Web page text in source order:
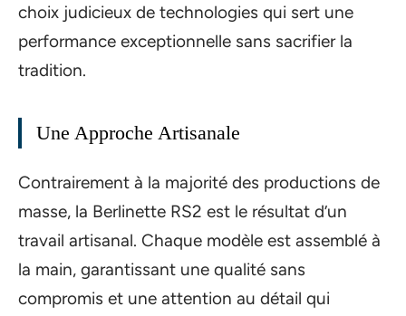
choix judicieux de technologies qui sert une
performance exceptionnelle sans sacrifier la
tradition.
Une Approche Artisanale
Contrairement à la majorité des productions de
masse, la Berlinette RS2 est le résultat d’un
travail artisanal. Chaque modèle est assemblé à
la main, garantissant une qualité sans
compromis et une attention au détail qui